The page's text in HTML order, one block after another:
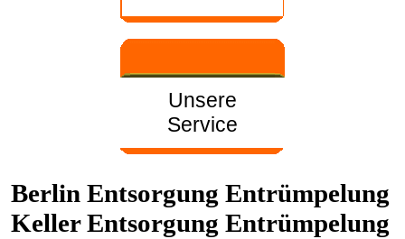
Unsere
Service
Berlin Entsorgung Entrümpelung
Keller Entsorgung Entrümpelung